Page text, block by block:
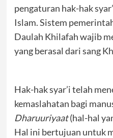
pengaturan hak-hak
Islam. Sistem
Daulah Khilafah wajib
yang berasal dari sang
Hak-hak syar’i telah
kemaslahatan bagi
Dharuuriyaat(hal-hal
Hal ini bertujuan untuk